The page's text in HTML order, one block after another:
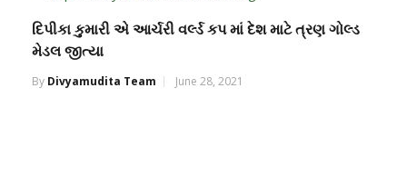
દિપીકા કુમારી એ આર્ચરી વર્લ્ડ કપ માં દેશ માટે ત્રણ ગોલ્ડ
મેડલ જીત્યા
By Divyamudita Team June 28, 2021